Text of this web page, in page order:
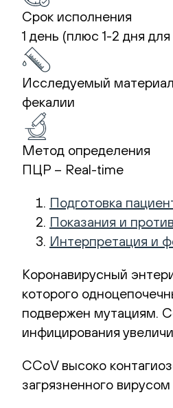
Срок исполнения
1 день (плюс 1-2 дня
Исследуемый материал
фекалии
Метод определения
ПЦР – Real-time
Подготовка
Показания и
Интерпретация и
Коронавирусный
которого
подвержен мутациям.
инфицирования
CCoV высоко
загрязненного